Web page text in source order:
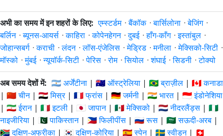
अभी का समय में इन शहरों के लिए: एम्स्टर्डम ·बैंकॉक ·बार्सिलोना ·बेजिंग ·
बर्लिन ·ब्यूनस-आयर्स ·काहिरा ·कोपेनहेगन ·दुबई ·हाँग-काँग ·इस्तांबुल ·
जोहान्सबर्ग ·कराची ·लंदन ·लॉस-एंजेलिस ·मेड्रिड ·मनीला ·मेक्सिको-सिटी ·
मॉस्को ·मुंबई ·न्यूयॉर्क-सिटी ·पेरिस ·रोम ·सियोल ·शंघाई ·सिडनी ·टोक्यो
अब समय देशों में: 🇦🇷 अर्जेंटीना | 🇦🇺 ऑस्ट्रेलिया | 🇧🇷 ब्राज़ील | 🇨🇦 कनाडा
| 🇨🇳 चीन| 🇪🇬 मिस्र| 🇫🇷 फ्रांस | 🇩🇪 जर्मनी | 🇮🇳 भारत| 🇮🇩 इंडोनेशिया
| 🇮🇷 ईरान| 🇮🇹 इटली | 🇯🇵 जापान| 🇲🇽 मेक्सिको | 🇳🇱 नीदरलैंड्स | 🇳🇬
नाइजीरिया | 🇵🇰 पाकिस्तान| 🇵🇭 फिलीपींस | 🇷🇺 रूस | 🇸🇦 सऊदी-अरब |
🇿🇦 दक्षिण-अफ्रीका | 🇰🇷 दक्षिण-कोरिया | 🇪🇸 स्पेन| 🇸🇪 स्वीडन| 🇨🇭